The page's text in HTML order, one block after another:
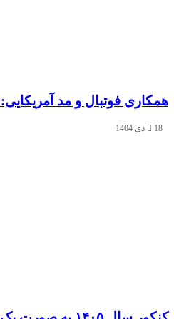
همکاری فوتبال و مد
18 دی 1404